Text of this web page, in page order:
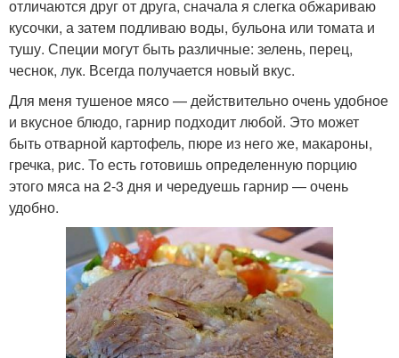
отличаются друг от друга, сначала я слегка обжариваю
кусочки, а затем подливаю воды, бульона или томата и
тушу. Специи могут быть различные: зелень, перец,
чеснок, лук. Всегда получается новый вкус.
Для меня тушеное мясо — действительно очень удобное
и вкусное блюдо, гарнир подходит любой. Это может
быть отварной картофель, пюре из него же, макароны,
гречка, рис. То есть готовишь определенную порцию
этого мяса на 2-3 дня и чередуешь гарнир — очень
удобно.